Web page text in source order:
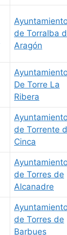
de Torralba
Aragón
De Torre La
Ribera
de Torrente
Cinca
de Torres de
Alcanadre
de Torres de
Barbues